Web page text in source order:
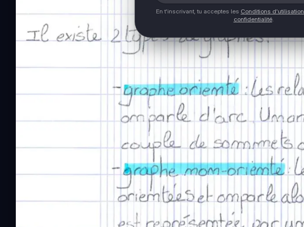
En t'inscrivant, tu acceptes les Conditions d'utilisation
confidentialité.